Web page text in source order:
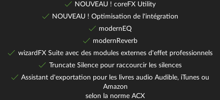
NOUVEAU ! coreFX Utility
NOUVEAU ! Optimisation de l'intégration
modernEQ
modernReverb
wizardFX Suite avec des modules externes d'effet professionnels
Truncate Silence pour raccourcir les silences
Assistant d'exportation pour les livres audio Audible, iTunes ou
Amazon
selon la norme ACX